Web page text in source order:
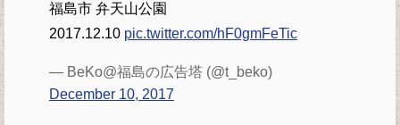
福島市 弁天山公園
2017.12.10 pic.twitter.com/hF0gmFeTic
— BeKo@福島の広告塔 (@t_beko)
December 10, 2017